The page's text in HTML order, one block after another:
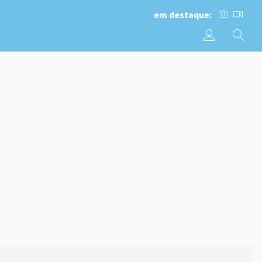
em destaque: